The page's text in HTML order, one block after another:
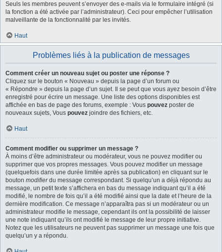
Seuls les membres peuvent s’envoyer des e-mails via le formulaire intégré (si
la fonction a été activée par l’administrateur). Ceci pour empêcher l’utilisation
malveillante de la fonctionnalité par les invités.
Haut
Problèmes liés à la publication de messages
Comment créer un nouveau sujet ou poster une réponse ?
Cliquez sur le bouton « Nouveau » depuis la page d’un forum ou
« Répondre » depuis la page d’un sujet. Il se peut que vous ayez besoin d’être
enregistré pour écrire un message. Une liste des options disponibles est
affichée en bas de page des forums, exemple : Vous pouvez poster de
nouveaux sujets, Vous pouvez joindre des fichiers, etc.
Haut
Comment modifier ou supprimer un message ?
À moins d’être administrateur ou modérateur, vous ne pouvez modifier ou
supprimer que vos propres messages. Vous pouvez modifier un message
(quelquefois dans une durée limitée après sa publication) en cliquant sur le
bouton modifierdu message correspondant. Si quelqu’un a déjà répondu au
message, un petit texte s’affichera en bas du message indiquant qu’il a été
modifié, le nombre de fois qu’il a été modifié ainsi que la date et l’heure de la
dernière modification. Ce message n’apparaîtra pas si un modérateur ou un
administrateur modifie le message, cependant ils ont la possibilité de laisser
une note indiquant qu’ils ont modifié le message de leur propre initiative.
Notez que les utilisateurs ne peuvent pas supprimer un message une fois que
quelqu’un y a répondu.